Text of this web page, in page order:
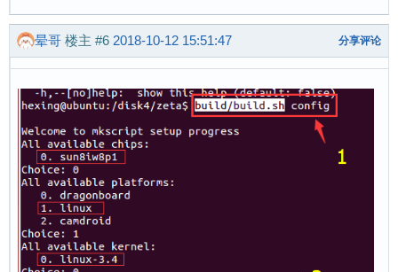
晕哥 楼主 #6 2018-10-12 15:51:47 分享评论